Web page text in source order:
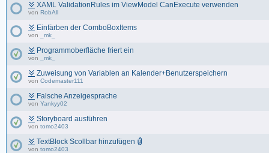
XAML ValidationRules im ViewModel CanExecute verwenden
von RobAll
Einfärben der ComboBoxItems
von _mk_
Programmoberfläche friert ein
von _mk_
Zuweisung von Variablen an Kalender+Benutzerspeichern
von Codemaster111
Falsche Anzeigesprache
von Yankyy02
Storyboard ausführen
von tomo2403
TextBlock Scollbar hinzufügen
von tomo2403